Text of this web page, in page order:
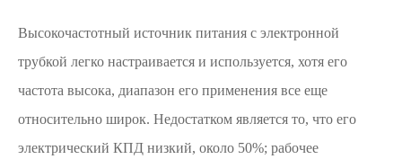
Высокочастотный источник питания с электронной
трубкой легко настраивается и используется, хотя его
частота высока, диапазон его применения все еще
относительно широк. Недостатком является то, что его
электрический КПД низкий, около 50%; рабочее